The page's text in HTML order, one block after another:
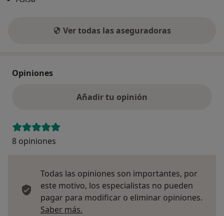
Ver todas las aseguradoras
Opiniones
Añadir tu opinión
8 opiniones
Todas las opiniones son importantes, por
este motivo, los especialistas no pueden
pagar para modificar o eliminar opiniones.
Saber más.